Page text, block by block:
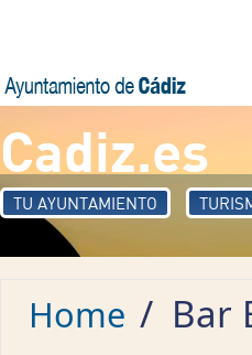
Cadiz.es
TU AYUNTAMIENTO
Home / Bar